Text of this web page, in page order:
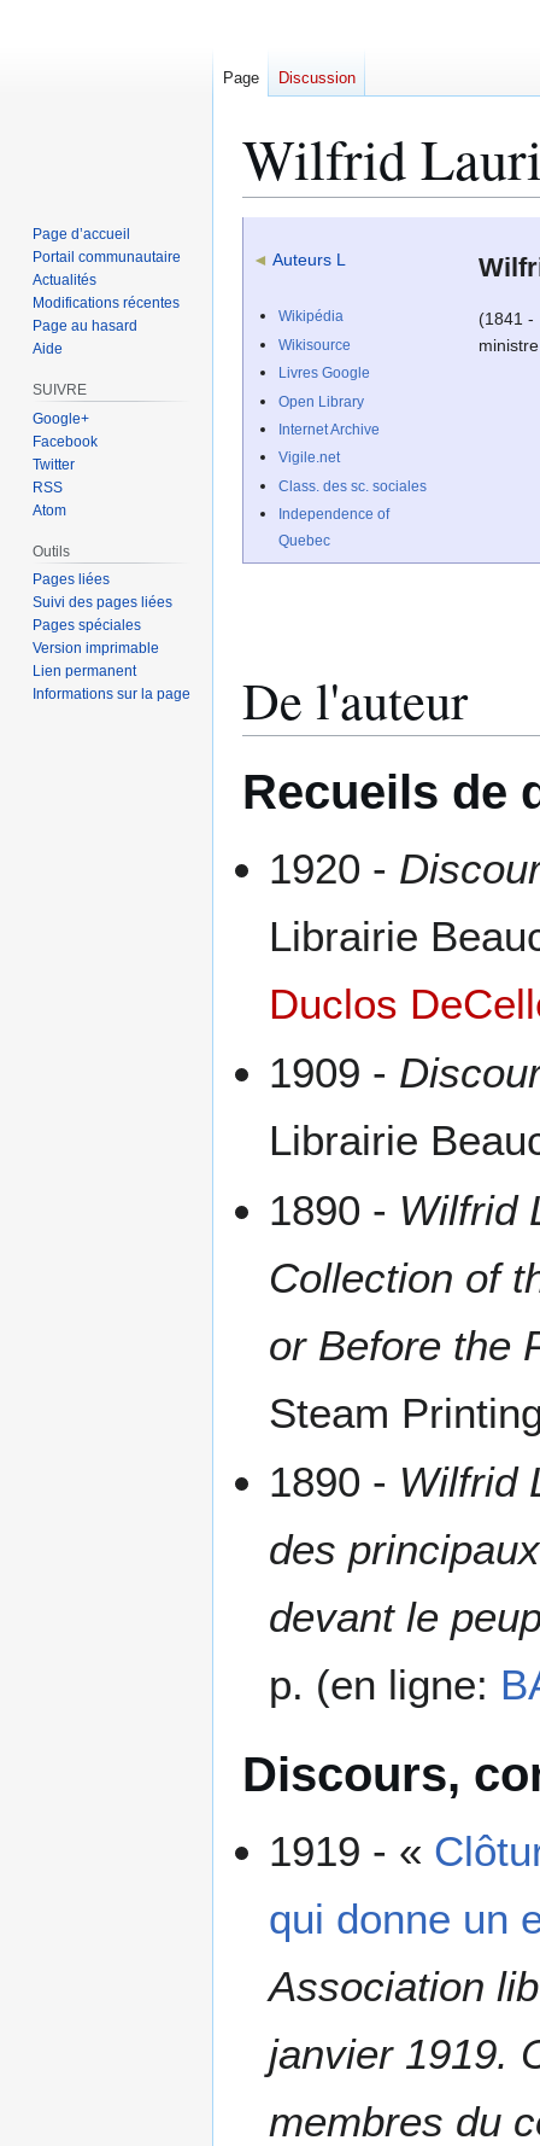
Wilfrid
navigation
recherche
◄ Auteurs L
Wikipédia
Wikisource
Livres Google
Open Library
Internet Archive
Vigile.net
Class. des sc. sociales
Independence of
Quebec
(1841 -
De l'auteur
Recueils de
1920 -
Librairie
Duclos
1909 -
Librairie
1890 - Wilfrid
Collection of
or Before the
Steam
1890 - Wilfrid
des
devant le
p. (en ligne:
Discours,
1919 - «
qui donne un
Association
janvier 1919.
membres du
Page Discussion
Page d’accueil
Portail communautaire
Actualités
Modifications récentes
Page au hasard
Aide
SUIVRE
Google+
Facebook
Twitter
RSS
Atom
Outils
Pages liées
Suivi des pages liées
Pages spéciales
Version imprimable
Lien permanent
Informations sur la page